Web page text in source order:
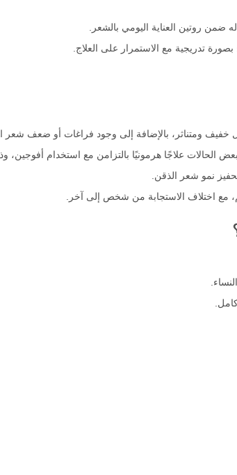
ضمن روتين العناية اليومي بالشعر.
بصورة تدريجية مع الاستمرار على العلاج.
ومتناثر، بالإضافة إلى وجود فراغات أو ضعف شعر
علاجًا هرمونيًا بالتزامن مع استخدام أفوجين،
مع اختلاف الاستجابة من شخص إلى آخر.